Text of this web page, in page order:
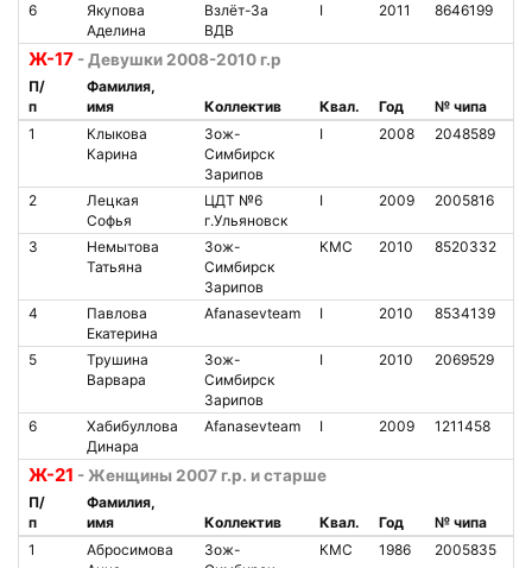
6
Якупова
Аделина
Взлёт-За
ВДВ
I 2011 8646199
Ж-17 - Девушки 2008-2010 г.р
П/
п
Фамилия,
имя
Коллектив Квал. Год № чипа
1
Клыкова
Карина
Зож-
Симбирск
Зарипов
I 2008 2048589
2
Лецкая
Софья
ЦДТ №6
г.Ульяновск
I 2009 2005816
3
Немытова
Татьяна
Зож-
Симбирск
Зарипов
КМС 2010 8520332
4
Павлова
Екатерина
Afanasevteam I 2010 8534139
5
Трушина
Варвара
Зож-
Симбирск
Зарипов
I 2010 2069529
6
Хабибуллова
Динара
Afanasevteam I 2009 1211458
Ж-21 - Женщины 2007 г.р. и старше
П/
п
Фамилия,
имя
Коллектив Квал. Год № чипа
1
Абросимова
Зож-
КМС 1986 2005835